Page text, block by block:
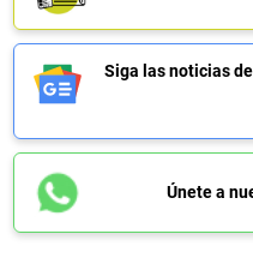
Siga las noticias
Únete a